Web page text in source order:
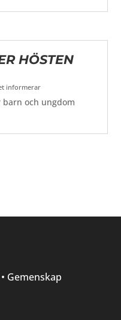
HÖSTEN
informerar
och ungdom
Gemenskap